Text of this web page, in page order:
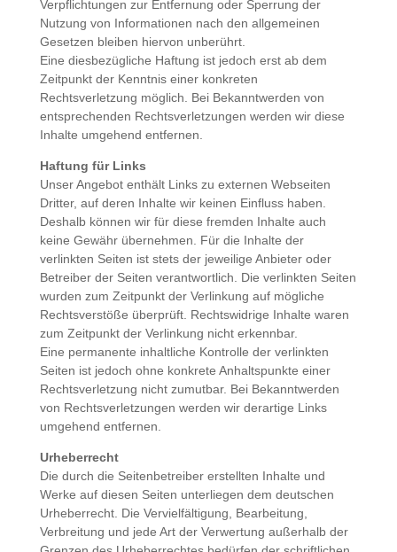
Verpflichtungen zur Entfernung oder Sperrung der
Nutzung von Informationen nach den allgemeinen
Gesetzen bleiben hiervon unberührt.
Eine diesbezügliche Haftung ist jedoch erst ab dem
Zeitpunkt der Kenntnis einer konkreten
Rechtsverletzung möglich. Bei Bekanntwerden von
entsprechenden Rechtsverletzungen werden wir diese
Inhalte umgehend entfernen.
Haftung für Links
Unser Angebot enthält Links zu externen Webseiten
Dritter, auf deren Inhalte wir keinen Einfluss haben.
Deshalb können wir für diese fremden Inhalte auch
keine Gewähr übernehmen. Für die Inhalte der
verlinkten Seiten ist stets der jeweilige Anbieter oder
Betreiber der Seiten verantwortlich. Die verlinkten Seiten
wurden zum Zeitpunkt der Verlinkung auf mögliche
Rechtsverstöße überprüft. Rechtswidrige Inhalte waren
zum Zeitpunkt der Verlinkung nicht erkennbar.
Eine permanente inhaltliche Kontrolle der verlinkten
Seiten ist jedoch ohne konkrete Anhaltspunkte einer
Rechtsverletzung nicht zumutbar. Bei Bekanntwerden
von Rechtsverletzungen werden wir derartige Links
umgehend entfernen.
Urheberrecht
Die durch die Seitenbetreiber erstellten Inhalte und
Werke auf diesen Seiten unterliegen dem deutschen
Urheberrecht. Die Vervielfältigung, Bearbeitung,
Verbreitung und jede Art der Verwertung außerhalb der